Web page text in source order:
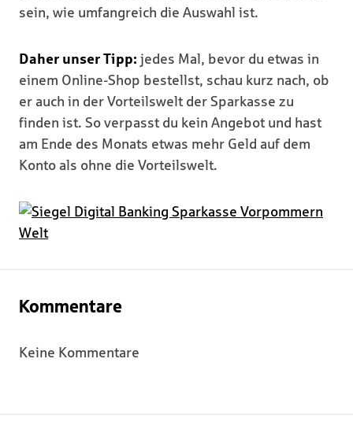
sein, wie umfangreich die Auswahl ist.
Daher unser Tipp: jedes Mal, bevor du etwas in
einem Online-Shop bestellst, schau kurz nach, ob
er auch in der Vorteilswelt der Sparkasse zu
finden ist. So verpasst du kein Angebot und hast
am Ende des Monats etwas mehr Geld auf dem
Konto als ohne die Vorteilswelt.
Kommentare
Keine Kommentare